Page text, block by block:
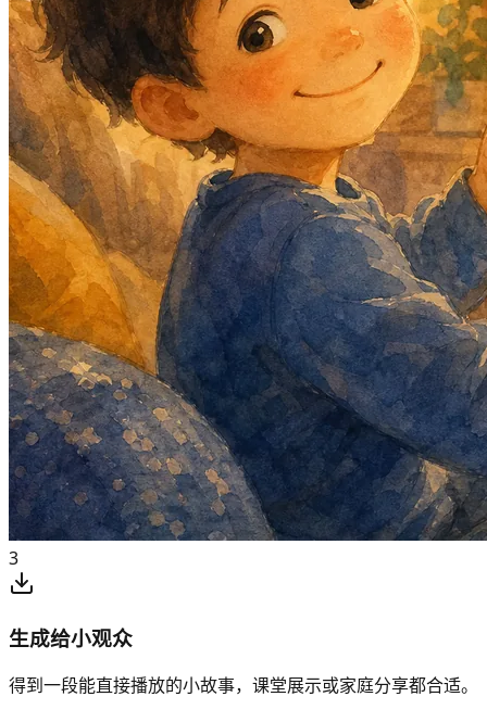
3
生成给小观众
得到一段能直接播放的小故事，课堂展示或家庭分享都合适。